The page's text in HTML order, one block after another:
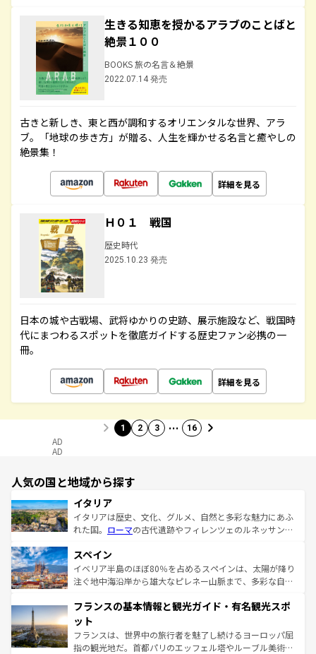
生きる知恵を授かるアラブのことばと
絶景１００
BOOKS 旅の名言＆絶景
2022.07.14 発売
古きと新しき、東と西が調和するオリエンタルな世界、アラ
ブ。「地球の歩き方」が贈る、人生を輝かせる名言と癒やしの
絶景集！
詳細を見る
Ｈ０１ 戦国
歴史時代
2025.10.23 発売
日本の城や古戦場、武将ゆかりの史跡、展示施設など、戦国時
代にまつわるスポットを徹底ガイドする歴史ファン必携の一
冊。
詳細を見る
1 2 3 … 16
AD
AD
人気の国と地域から探す
イタリア
イタリアは歴史、文化、グルメ、自然と多彩な魅力にあふ
れた国。 ローマの古代遺跡やフィレンツェのルネッサンス
ろん、トスカーナの美しい田園風景やアマルフィ海岸の絶
景など、自然景観も見逃せない。観光の合間には、本場の
ピザやパスタなど、絶品のイタリア料理を堪能することも
ませてくれるイタリアで、忘れられない旅をしてみよう！
なお、新着のイタリア情報は
しい。
スペイン
イベリア半島のほぼ80％を占めるスペインは、太陽が降り
注ぐ地中海沿岸から雄大なピレネー山脈まで、多彩な自然
文化が根付くこの国では、情熱的なフラメンコ、熱気あふ
れる闘牛、そして美味しいタパスが生活の一部となってい
る。首都マドリードの洗練された雰囲気や、バルセロナの
アートに溢れた街角から、地方では古代ローマ遺跡や中世
フランスの基本情報と観光ガイド・有名観光スポ
ット
フランスは、世界中の旅行者を魅了し続けるヨーロッパ屈
指の観光地だ。首都パリのエッフェル塔やルーブル美術館